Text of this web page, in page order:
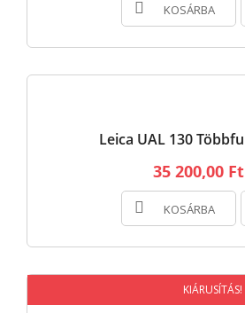
KOSÁRBA
Leica UAL 130
35 200,00 Ft
KOSÁRBA
KIÁRUSÍTÁS!